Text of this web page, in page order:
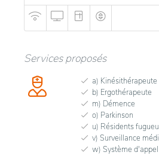
Services proposés
a) Kinésithérapeute
b) Ergothérapeute
m) Démence
o) Parkinson
u) Résidents
v) Surveillance
w) Système